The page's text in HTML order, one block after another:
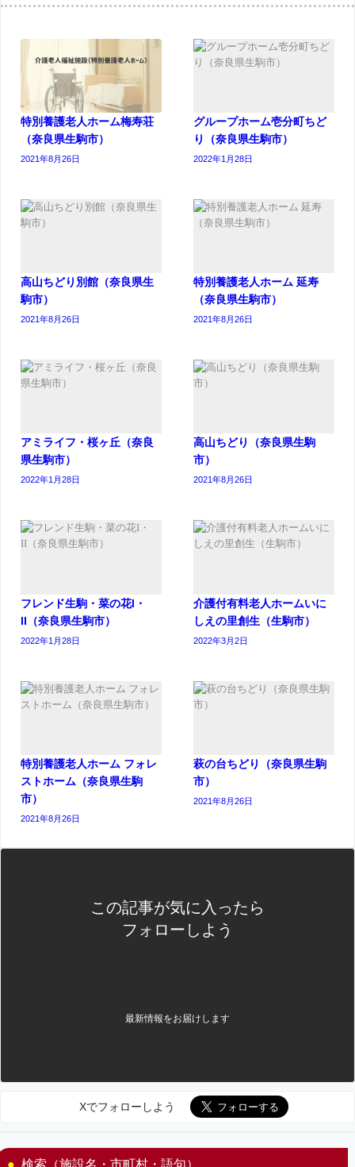
特別養護老人ホーム梅寿荘
（奈良県生駒市）
2021年8月26日
グループホーム壱分町ちど
り（奈良県生駒市）
2022年1月28日
高山ちどり別館（奈良県生
駒市）
2021年8月26日
特別養護老人ホーム 延寿
（奈良県生駒市）
2021年8月26日
アミライフ・桜ヶ丘（奈良
県生駒市）
2022年1月28日
高山ちどり（奈良県生駒
市）
2021年8月26日
フレンド生駒・菜の花I・
II（奈良県生駒市）
2022年1月28日
介護付有料老人ホームいに
しえの里創生（生駒市）
2022年3月2日
特別養護老人ホーム フォレ
ストホーム（奈良県生駒
市）
2021年8月26日
萩の台ちどり（奈良県生駒
市）
2021年8月26日
この記事が気に入ったら
フォローしよう
最新情報をお届けします
Xでフォローしよう
検索（施設名・市町村・語句）